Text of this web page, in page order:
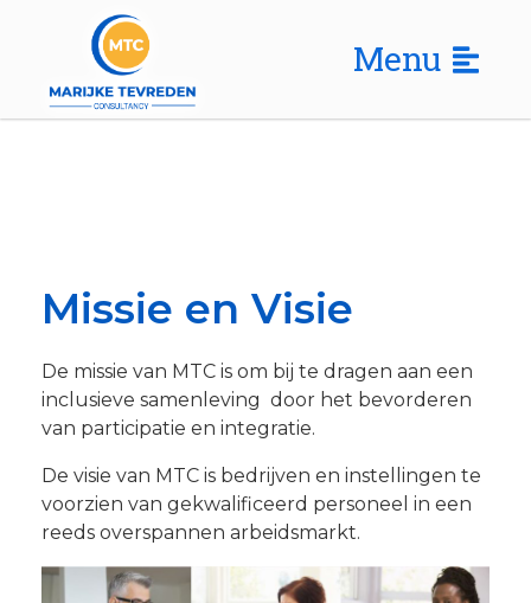
Menu
Missie en Visie
De missie van MTC is om bij te dragen aan een
inclusieve samenleving door het bevorderen
van participatie en integratie.
De visie van MTC is bedrijven en instellingen te
voorzien van gekwalificeerd personeel in een
reeds overspannen arbeidsmarkt.